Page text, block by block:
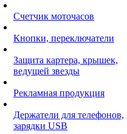
Счетчик моточасов
Кнопки, переключатели
Защита картера, крышек,
ведущей звезды
Рекламная продукция
Держатели для телефонов,
зарядки USB